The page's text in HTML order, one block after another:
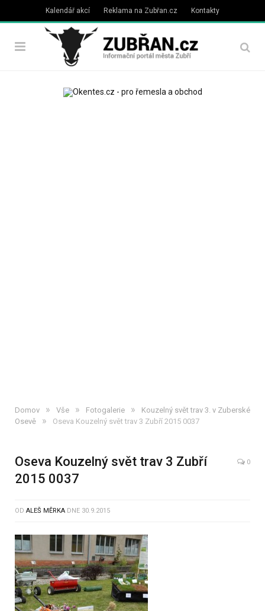
Kalendář akcí Reklama na Zubřan.cz Kontakty
Domov » Vše » Fotogalerie »
Kouzelný svět trav 3. v Zuberské
Osevě
» Oseva Kouzelný svět trav 3 Zubří 2015 0037
Oseva Kouzelný svět trav 3 Zubří
2015 0037
0
OD ALEŠ MĚRKA DNE 30.9.2015